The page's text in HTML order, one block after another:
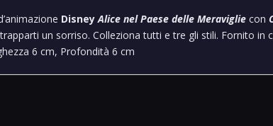
Shore
6008696
quantità
Disney Alice nel Paese delle Meraviglie con
un sorriso. Colleziona tutti e tre gli stili. Fornito in
6 cm, Profondità 6 cm